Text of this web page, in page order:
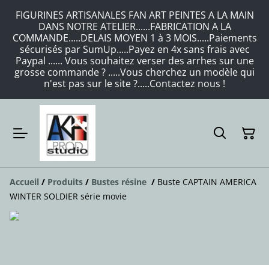
FIGURINES ARTISANALES FAN ART PEINTES A LA MAIN
DANS NOTRE ATELIER......FABRICATION A LA
COMMANDE.....DELAIS MOYEN 1 à 3 MOIS.....Paiements
sécurisés par SumUp.....Payez en 4x sans frais avec
Paypal ...... Vous souhaitez verser des arrhes sur une
grosse commande ? .....Vous cherchez un modèle qui
n'est pas sur le site ?.....Contactez nous !
Accueil / Produits / Bustes résine / Buste CAPTAIN AMERICA
WINTER SOLDIER série movie